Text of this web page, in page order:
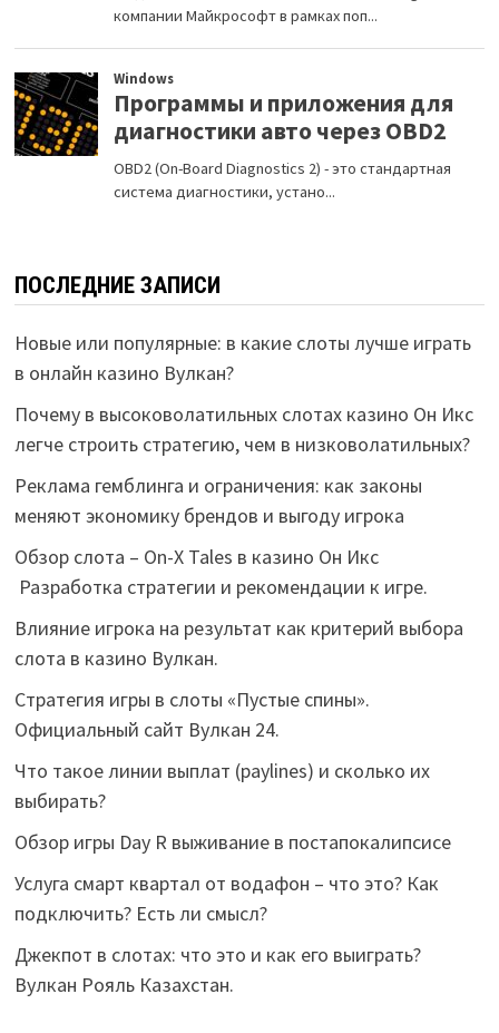
ПОСЛЕДНИЕ ЗАПИСИ
Новые или популярные: в какие слоты лучше играть
в онлайн казино Вулкан?
Почему в высоковолатильных слотах казино Он Икс
легче строить стратегию, чем в низковолатильных?
Реклама гемблинга и ограничения: как законы
меняют экономику брендов и выгоду игрока
Обзор слота – On-X Tales в казино Он Икс
Разработка стратегии и рекомендации к игре.
Влияние игрока на результат как критерий выбора
слота в казино Вулкан.
Стратегия игры в слоты «Пустые спины».
Официальный сайт Вулкан 24.
Что такое линии выплат (paylines) и сколько их
выбирать?
Обзор игры Day R выживание в постапокалипсисе
Услуга смарт квартал от водафон – что это? Как
подключить? Есть ли смысл?
Джекпот в слотах: что это и как его выиграть?
Вулкан Рояль Казахстан.